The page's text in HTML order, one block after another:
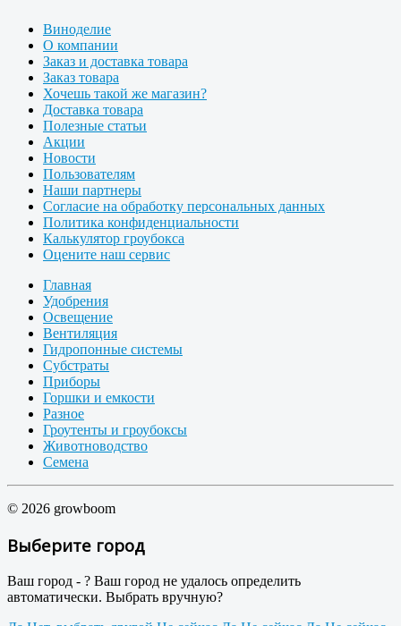
Виноделие
О компании
Заказ и доставка товара
Заказ товара
Хочешь такой же магазин?
Доставка товара
Полезные статьи
Акции
Новости
Пользователям
Наши партнеры
Согласие на обработку персональных данных
Политика конфиденциальности
Калькулятор гроубокса
Оцените наш сервис
Главная
Удобрения
Освещение
Вентиляция
Гидропонные системы
Субстраты
Приборы
Горшки и емкости
Разное
Гроутенты и гроубоксы
Животноводство
Семена
© 2026 growboom
Выберите город
Ваш город - ? Ваш город не удалось определить
автоматически. Выбрать вручную?